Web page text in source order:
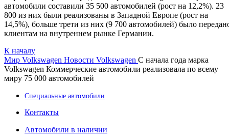
автомобили составили 35 500 автомобилей (рост на 12,2%). 23
800 из них были реализованы в Западной Европе (рост на
14,5%), больше трети из них (9 700 автомобилей) было
клиентам на внутреннем рынке Германии.
К началу
Мир Volkswagen Новости Volkswagen С начала года марка
Volkswagen Коммерческие автомобили реализовала по всему
миру 75 000 автомобилей
Специальные автомобили
Контакты
Автомобили в наличии